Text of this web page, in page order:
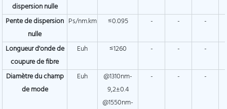
dispersion nulle
Pente de dispersion
nulle
Ps/nm.km ≤0.095 - - -
Longueur d'onde de
coupure de fibre
Euh ≤1260 - - -
Diamètre du champ
de mode
Euh
@1310nm-
9,2±0.4
@1550nm-
- - -